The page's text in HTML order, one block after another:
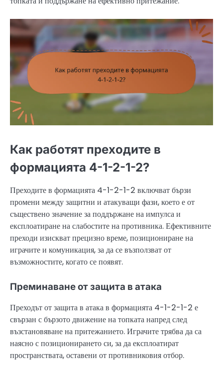
Как работят преходите в
формацията 4-1-2-1-2?
Преходите в формацията 4-1-2-1-2 включват бързи
промени между защитни и атакуващи фази, което е от
съществено значение за поддържане на импулса и
експлоатиране на слабостите на противника. Ефективните
преходи изискват прецизно време, позициониране на
играчите и комуникация, за да се възползват от
възможностите, когато се появят.
Преминаване от защита в атака
Преходът от защита в атака в формацията 4-1-2-1-2 е
свързан с бързото движение на топката напред след
възстановяване на притежанието. Играчите трябва да са
наясно с позиционирането си, за да експлоатират
пространствата, оставени от противниковия отбор.